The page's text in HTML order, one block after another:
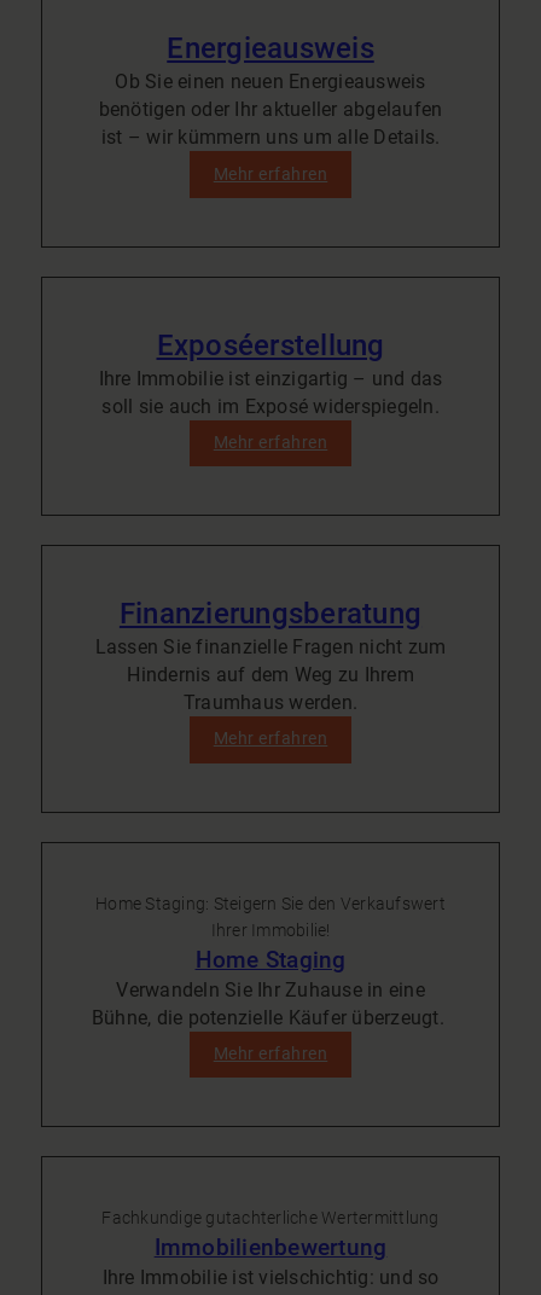
Energieausweis
Ob Sie einen neuen Energieausweis
benötigen oder Ihr aktueller abgelaufen
ist – wir kümmern uns um alle Details.
Mehr erfahren
Exposéerstellung
Ihre Immobilie ist einzigartig – und das
soll sie auch im Exposé widerspiegeln.
Mehr erfahren
Finanzierungsberatung
Lassen Sie finanzielle Fragen nicht zum
Hindernis auf dem Weg zu Ihrem
Traumhaus werden.
Mehr erfahren
Home Staging: Steigern Sie den Verkaufswert
Ihrer Immobilie!
Home Staging
Verwandeln Sie Ihr Zuhause in eine
Bühne, die potenzielle Käufer überzeugt.
Mehr erfahren
Fachkundige gutachterliche Wertermittlung
Immobilienbewertung
Ihre Immobilie ist vielschichtig: und so